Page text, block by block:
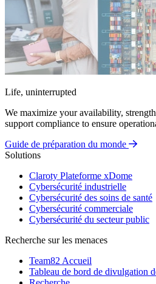
Life, uninterrupted
We maximize your availability,
support compliance to ensure
Guide de préparation du monde
Solutions
Claroty Plateforme xDome
Cybersécurité industrielle
Cybersécurité des soins de santé
Cybersécurité commerciale
Cybersécurité du secteur public
Recherche sur les menaces
Team82 Accueil
Tableau de bord de divulgation